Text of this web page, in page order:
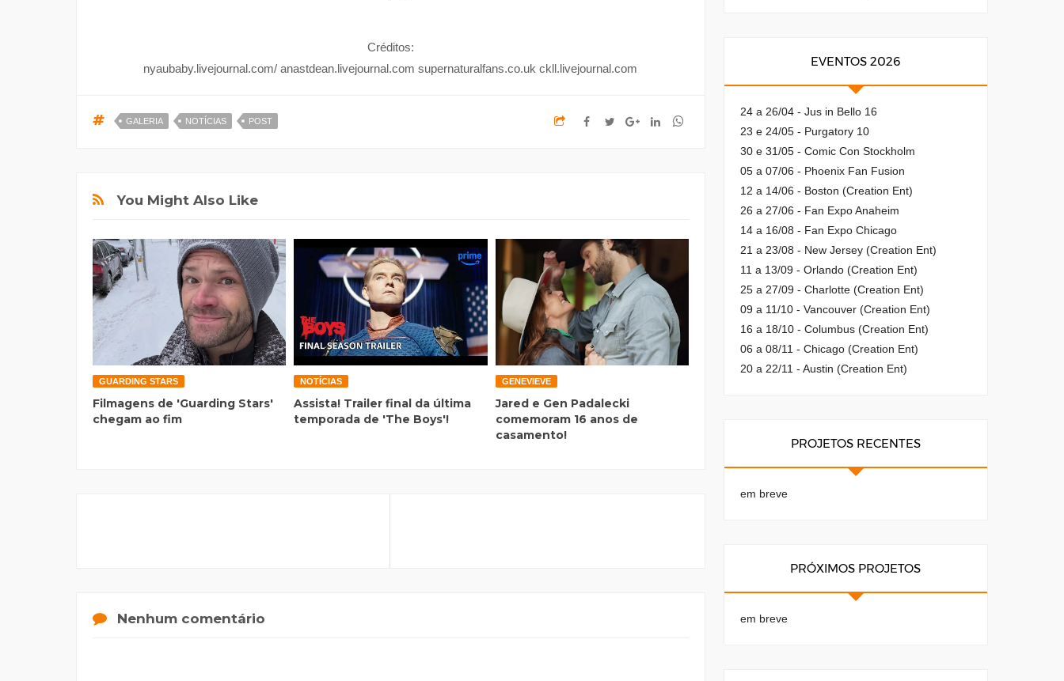
Créditos:
nyaubaby.livejournal.com/ anastdean.livejournal.com supernaturalfans.co.uk ckll.livejournal.com
GALERIA NOTÍCIAS POST
You Might Also Like
GUARDING STARS
Filmagens de 'Guarding Stars'
chegam ao fim
NOTÍCIAS
Assista! Trailer final da última
temporada de 'The Boys'!
GENEVIEVE
Jared e Gen Padalecki
comemoram 16 anos de
casamento!
Nenhum comentário
EVENTOS 2026
24 a 26/04 - Jus in Bello 16
23 e 24/05 - Purgatory 10
30 e 31/05 - Comic Con Stockholm
05 a 07/06 - Phoenix Fan Fusion
12 a 14/06 - Boston (Creation Ent)
26 a 27/06 - Fan Expo Anaheim
14 a 16/08 - Fan Expo Chicago
21 a 23/08 - New Jersey (Creation Ent)
11 a 13/09 - Orlando (Creation Ent)
25 a 27/09 - Charlotte (Creation Ent)
09 a 11/10 - Vancouver (Creation Ent)
16 a 18/10 - Columbus (Creation Ent)
06 a 08/11 - Chicago (Creation Ent)
20 a 22/11 - Austin (Creation Ent)
PROJETOS RECENTES
em breve
PRÓXIMOS PROJETOS
em breve